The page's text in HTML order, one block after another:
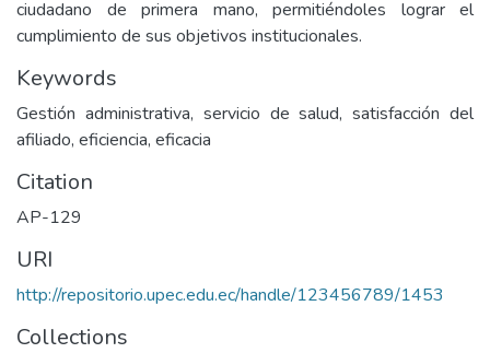
ciudadano de primera mano, permitiéndoles lograr el
cumplimiento de sus objetivos institucionales.
Keywords
Gestión administrativa, servicio de salud, satisfacción del
afiliado, eficiencia, eficacia
Citation
AP-129
URI
http://repositorio.upec.edu.ec/handle/123456789/1453
Collections